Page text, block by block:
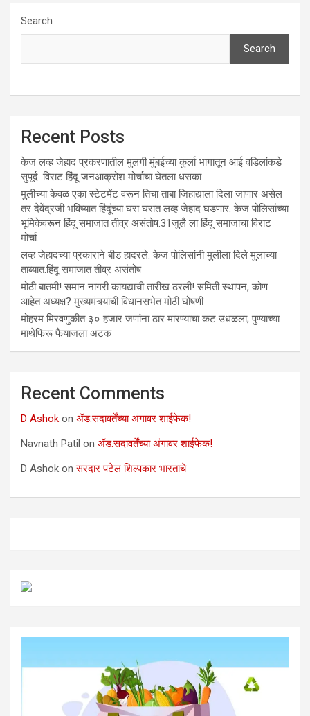
Search
Search
Recent Posts
केज लव्ह जेहाद प्रकरणातील मुलगी मुंबईच्या कुर्ला भागातून आई वडिलांकडे
सुपूर्द. विराट हिंदू जनआक्रोश मोर्चाचा घेतला धसका
मुलीच्या केवळ एका स्टेटमेंट वरून तिचा ताबा जिहाद्याला दिला जाणार असेल
तर देवेंद्रजी भविष्यात हिंदूंच्या घरा घरात लव्ह जेहाद घडणार. केज पोलिसांच्या
भूमिकेवरून हिंदू समाजात तीव्र असंतोष.31जुलै ला हिंदू समाजाचा विराट
मोर्चा.
लव्ह जेहादच्या प्रकाराने बीड हादरले. केज पोलिसांनी मुलीला दिले मुलाच्या
ताब्यात.हिंदू समाजात तीव्र असंतोष
मोठी बातमी! समान नागरी कायद्याची तारीख ठरली! समिती स्थापन, कोण
आहेत अध्यक्ष? मुख्यमंत्र्यांची विधानसभेत मोठी घोषणी
मोहरम मिरवणुकीत ३० हजार जणांना ठार मारण्‍याचा कट उधळला; पुण्‍याच्‍या
माथेफिरू फैयाजला अटक
Recent Comments
D Ashok on ॲड.सदावर्तेंच्या अंगावर शाईफेक!
Navnath Patil on ॲड.सदावर्तेंच्या अंगावर शाईफेक!
D Ashok onसरदार पटेल शिल्पकार भारताचे